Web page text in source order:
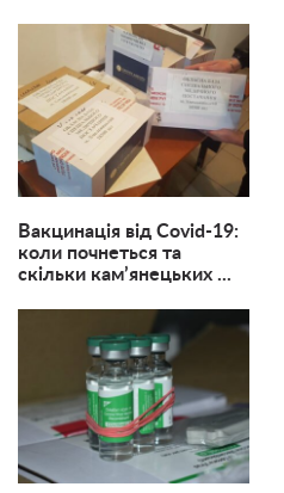
Вакцинація від Covid-19:
коли почнеться та
скільки кам’янецьких ...